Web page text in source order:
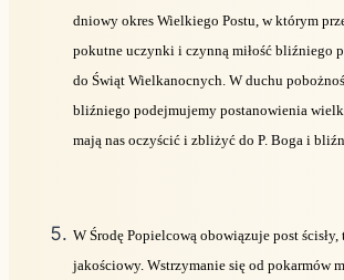
dniowy okres Wielkiego Postu, w którym
pokutne uczynki i czynną miłość bliźniego
do Świąt Wielkanocnych. W duchu
bliźniego podejmujemy postanowienia
mają nas oczyścić i zbliżyć do P. Boga i
W Środę Popielcową obowiązuje post
jakościowy. Wstrzymanie się od pokarmów